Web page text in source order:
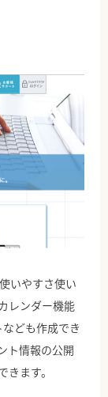
いやすさ使い
レンダー機能
ども作成でき
ト情報の公開
ます。